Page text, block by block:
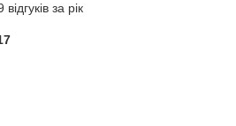
за рік